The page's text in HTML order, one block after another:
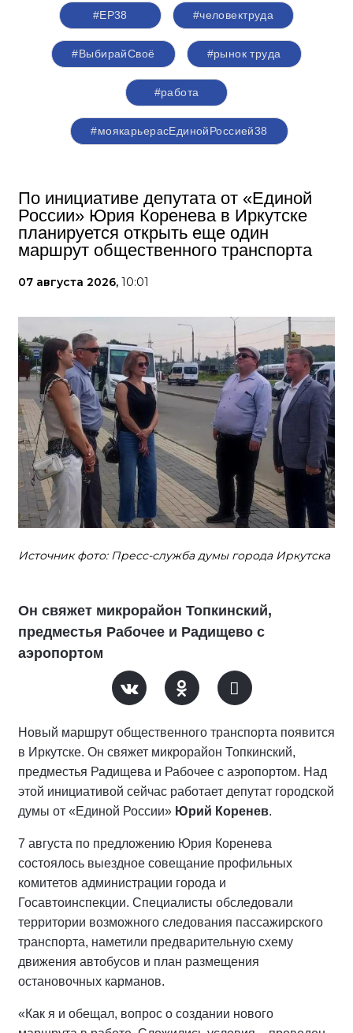
#ЕР38 #человектруда
#ВыбирайСвоё #рынок труда
#работа
#моякарьерасЕдинойРоссией38
По инициативе депутата от «Единой
России» Юрия Коренева в Иркутске
планируется открыть еще один
маршрут общественного транспорта
07 августа 2026, 10:01
Источник фото: Пресс-служба думы города Иркутска
Он свяжет микрорайон Топкинский,
предместья Рабочее и Радищево с
аэропортом
Новый маршрут общественного транспорта появится
в Иркутске. Он свяжет микрорайон Топкинский,
предместья Радищева и Рабочее с аэропортом. Над
этой инициативой сейчас работает депутат городской
думы от «Единой России» Юрий Коренев.
7 августа по предложению Юрия Коренева
состоялось выездное совещание профильных
комитетов администрации города и
Госавтоинспекции. Специалисты обследовали
территории возможного следования пассажирского
транспорта, наметили предварительную схему
движения автобусов и план размещения
остановочных карманов.
«Как я и обещал, вопрос о создании нового